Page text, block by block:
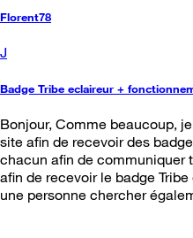
Florent78
J
Badge Tribe eclaireur +
Bonjour, Comme beaucoup,
site afin de recevoir des
chacun afin de communiquer
afin de recevoir le badge
une personne chercher